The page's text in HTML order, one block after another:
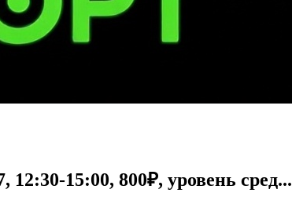
15:00, 800₽, уровень сред...